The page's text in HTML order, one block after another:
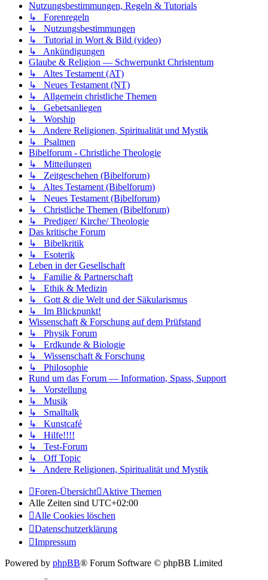
Nutzungsbestimmungen, Regeln & Tutorials
↳ Forenregeln
↳ Nutzungsbestimmungen
↳ Tutorial in Wort & Bild (video)
↳ Ankündigungen
Glaube & Religion — Schwerpunkt Christentum
↳ Altes Testament (AT)
↳ Neues Testament (NT)
↳ Allgemein christliche Themen
↳ Gebetsanliegen
↳ Worship
↳ Andere Religionen, Spiritualität und Mystik
↳ Psalmen
Bibelforum - Christliche Theologie
↳ Mitteilungen
↳ Zeitgeschehen (Bibelforum)
↳ Altes Testament (Bibelforum)
↳ Neues Testament (Bibelforum)
↳ Christliche Themen (Bibelforum)
↳ Prediger/ Kirche/ Theologie
Das kritische Forum
↳ Bibelkritik
↳ Esoterik
Leben in der Gesellschaft
↳ Familie & Partnerschaft
↳ Ethik & Medizin
↳ Gott & die Welt und der Säkularismus
↳ Im Blickpunkt!
Wissenschaft & Forschung auf dem Prüfstand
↳ Physik Forum
↳ Erdkunde & Biologie
↳ Wissenschaft & Forschung
↳ Philosophie
Rund um das Forum — Information, Spass, Support
↳ Vorstellung
↳ Musik
↳ Smalltalk
↳ Kunstcafé
↳ Hilfe!!!!
↳ Test-Forum
↳ Off Topic
↳ Andere Religionen, Spiritualität und Mystik
Foren-Übersicht
Aktive Themen
Alle Zeiten sind UTC+02:00
Alle Cookies löschen
Datenschutzerklärung
Impressum
Powered by phpBB® Forum Software © phpBB Limited